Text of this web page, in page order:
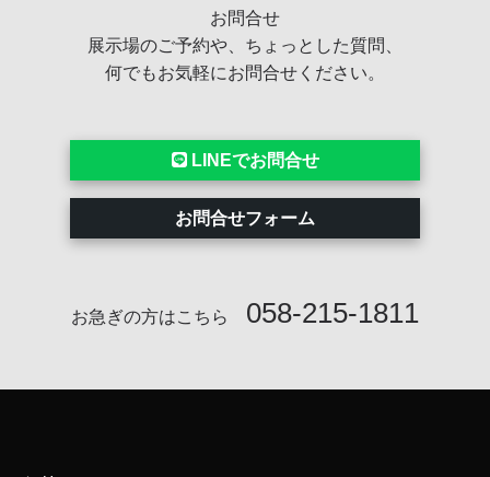
お問合せ
展示場のご予約や、ちょっとした質問、
何でもお気軽にお問合せください。
LINEでお問合せ
お問合せフォーム
お急ぎの方はこちら 058-215-1811